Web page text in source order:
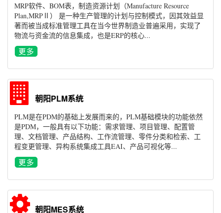
MRP软件、BOM表，制造资源计划（Manufacture Resource
Plan,MRPⅡ） 是一种生产管理的计划与控制模式，因其效益显
著而被当成标准管理工具在当今世界制造业普遍采用，实现了
物流与资金流的信息集成，也是ERP的核心...
朝阳PLM系统
PLM是在PDM的基础上发展而来的，PLM基础模块的功能依然
是PDM，一般具有以下功能：需求管理、项目管理、配置管
理、文档管理、产品结构、工作流管理、零件分类和检索、工
程变更管理、异构系统集成工具EAI、产品可视化等...
朝阳MES系统